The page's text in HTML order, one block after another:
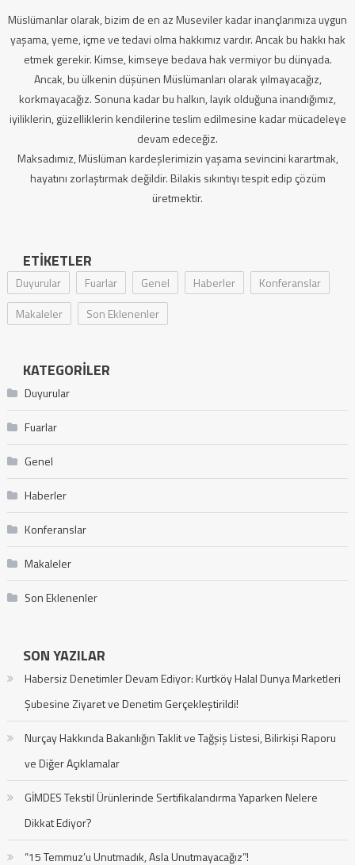
Müslümanlar olarak, bizim de en az Museviler kadar inançlarımıza uygun
yaşama, yeme, içme ve tedavi olma hakkımız vardır. Ancak bu hakkı hak
etmek gerekir. Kimse, kimseye bedava hak vermiyor bu dünyada.
Ancak, bu ülkenin düşünen Müslümanları olarak yılmayacağız,
korkmayacağız. Sonuna kadar bu halkın, layık olduğuna inandığımız,
iyiliklerin, güzelliklerin kendilerine teslim edilmesine kadar mücadeleye
devam edeceğiz.
Maksadımız, Müslüman kardeşlerimizin yaşama sevincini karartmak,
hayatını zorlaştırmak değildir. Bilakis sıkıntıyı tespit edip çözüm
üretmektir.
ETIKETLER
Duyurular Fuarlar Genel Haberler
Konferanslar
Makaleler
Son Eklenenler
KATEGORILER
Duyurular
Fuarlar
Genel
Haberler
Konferanslar
Makaleler
Son Eklenenler
SON YAZILAR
Habersiz Denetimler Devam Ediyor: Kurtköy Halal Dunya Marketleri
Şubesine Ziyaret ve Denetim Gerçekleştirildi!
Nurçay Hakkında Bakanlığın Taklit ve Tağşiş Listesi, Bilirkişi Raporu
ve Diğer Açıklamalar
GİMDES Tekstil Ürünlerinde Sertifikalandırma Yaparken Nelere
Dikkat Ediyor?
“15 Temmuz’u Unutmadık, Asla Unutmayacağız”!